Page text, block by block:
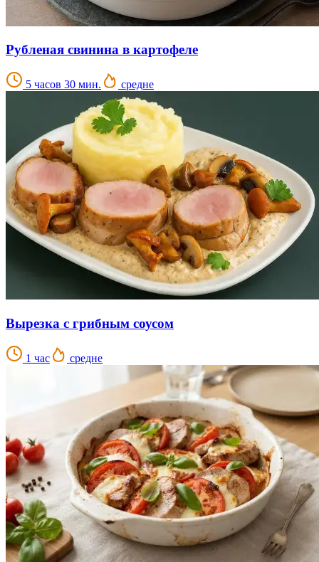
Рубленая свинина в картофеле
5 часов 30 мин. средне
Вырезка с грибным соусом
1 час средне